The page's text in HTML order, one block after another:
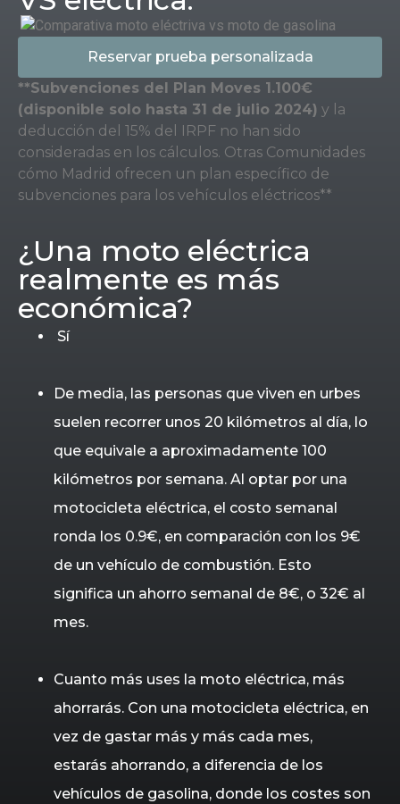
Reservar prueba personalizada
**Subvenciones del Plan Moves 1.100€
(disponible solo hasta 31 de julio 2024) y la
deducción del 15% del IRPF no han sido
consideradas en los cálculos. Otras Comunidades
cómo Madrid ofrecen un plan específico de
subvenciones para los vehículos eléctricos**
¿Una moto eléctrica
realmente es más
económica?
Sí
De media, las personas que viven en urbes
suelen recorrer unos 20 kilómetros al día, lo
que equivale a aproximadamente 100
kilómetros por semana. Al optar por una
motocicleta eléctrica, el costo semanal
ronda los 0.9€, en comparación con los 9€
de un vehículo de combustión. Esto
significa un ahorro semanal de 8€, o 32€ al
mes.
Cuanto más uses la moto eléctrica, más
ahorrarás. Con una motocicleta eléctrica, en
vez de gastar más y más cada mes,
estarás ahorrando, a diferencia de los
vehículos de gasolina, donde los costes son